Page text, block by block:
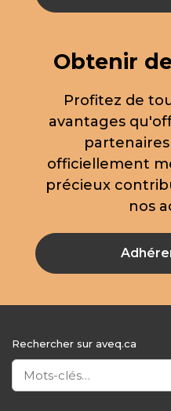
Obtenir
Profitez de
avantages
officiellement
précieux
nos
Rechercher sur aveq.ca